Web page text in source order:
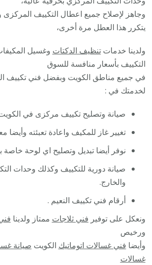
وجاهز لإصلاح جميع اعطال التكييف المركزى
يتكرر هذا العطل مرة أخرى،
ولدينا خدماتتنظيف الدكتات وغسيل
التكييف بأسعار منافسة للسوق
في جميع مناطق الكويت وبفضل فني تكييف
لخدمتك في :
صيانة وتصليح تكييف مركزى في
تغيير غاز للمكيف واعادة تعبئته
نوفر أيضا تبديل وتصليح اي لوحة خاصة
صيانة دورية للتكييف وكذلك وحدات
والخارج.
أرقام فني تكييف النعيم .
ونعكل على توفير فني ثلاجات ممتاز ولدينا
ورخيص
وأيضا فني غسالات اتوماتيك الكويت صيانة
غسالات